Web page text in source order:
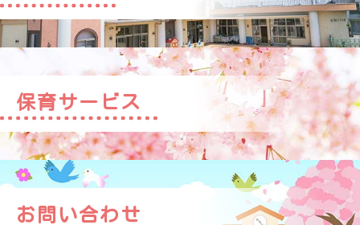
保育サービス
お問い合わせ